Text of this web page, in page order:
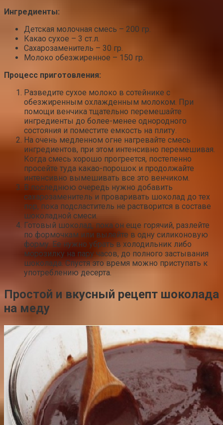
Ингредиенты:
Детская молочная смесь – 200 гр.
Какао сухое – 3 ст.л.
Сахарозаменитель – 30 гр.
Молоко обезжиренное – 150 гр.
Процесс приготовления:
Разведите сухое молоко в сотейнике с
обезжиренным охлажденным молоком. При
помощи венчика тщательно перемешайте
ингредиенты до более-менее однородного
состояния и поместите емкость на плиту.
На очень медленном огне нагревайте смесь
ингредиентов, при этом интенсивно перемешивая.
Когда смесь хорошо прогреется, постепенно
просейте туда какао-порошок и продолжайте
интенсивно вымешивать все это венчиком.
В последнюю очередь нужно добавить
сахарозаменитель и проваривать шоколад до тех
пор, пока подсластитель не растворится в составе
шоколадной смеси.
Готовый шоколад, пока он еще горячий, разлейте
по формочкам или вылейте в одну силиконовую
форму. Ее нужно убрать в холодильник либо
морозилку на пару часов, до полного застывания
шоколада. Спустя это время можно приступать к
употреблению десерта.
Простой и вкусный рецепт шоколада
на меду